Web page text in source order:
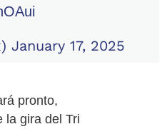
January 17, 2025
pronto,
la gira del Tri